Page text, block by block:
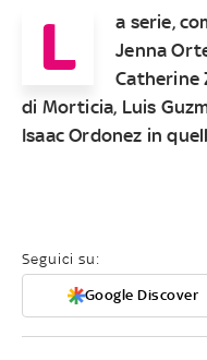
L
a serie,
Jenna
Catherine
di Morticia, Luis
Isaac Ordonez in
Seguici su:
Google Discover